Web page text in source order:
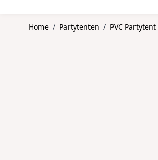
Home / Partytenten / PVC Partytent